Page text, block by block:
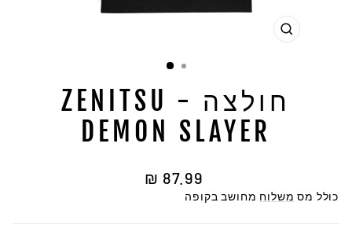
סגור
חולצה - ZENITSU
DEMON SLAYER
מחיר
רגיל
87.99 ₪
כולל מס משלוח מחושב בקופה